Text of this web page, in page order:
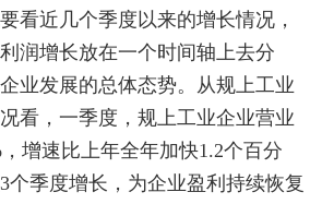
看近几个季度以来的增长情况，
润增长放在一个时间轴上去分
业发展的总体态势。从规上工业
看，一季度，规上工业企业营业
增速比上年全年加快1.2个百分
个季度增长，为企业盈利持续恢复